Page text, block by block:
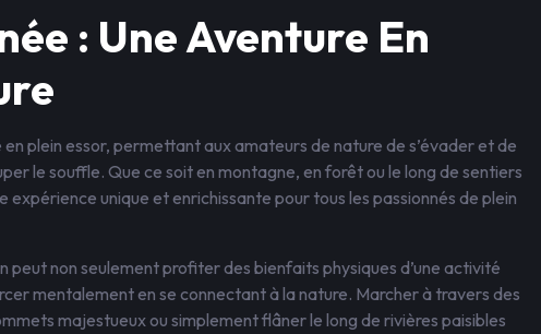
: Une Aventure En
plein essor, permettant aux amateurs de nature de s’évader et de
le souffle. Que ce soit en montagne, en forêt ou le long de sentiers
expérience unique et enrichissante pour tous les passionnés de plein
peut non seulement profiter des bienfaits physiques d’une activité
mentalement en se connectant à la nature. Marcher à travers des
majestueux ou simplement flâner le long de rivières paisibles